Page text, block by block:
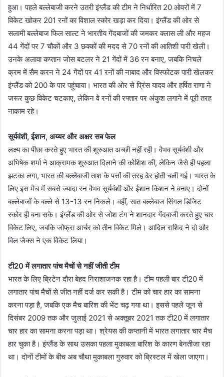
हुआ। पहले बल्लेबाजी करने उतरी इंग्लैंड की टीम ने निर्धारित 20 ओवरों में 7
विकेट खोकर 201 रनों का विशाल स्कोर खड़ा कर दिया। इंग्लैंड की ओर से
सलामी बल्लेबाज फिल साल्ट ने भारतीय गेंदबाजों की जमकर क्लास ली और महज
44 गेंदों पर 7 चौकों और 3 छक्कों की मदद से 70 रनों की आतिशी पारी खेली।
उनके अलावा कप्तान जोस बटलर ने 21 गेंदों में 36 रन बनाए, जबकि निचले
क्रम में सैम करन ने 24 गेंदों पर 41 रनों की नाबाद और विस्फोटक पारी खेलकर
इंग्लैंड को 200 के पार पहुंचाया। भारत की ओर से प्रिंस यादव और हर्षित राणा ने
जरूर कुछ विकेट चटकाए, लेकिन वे रनों की रफ्तार पर अंकुश लगाने में पूरी तरह
नाकाम रहे।
सूर्यवंशी, ईशान, अय्यर और अक्षर सब फेल
लक्ष्य का पीछा करते हुए भारत की शुरुआत अच्छी नहीं रही। वैभव सूर्यवंशी और
अभिषेक शर्मा ने आक्रामक शुरुआत दिलाने की कोशिश की, लेकिन जैसे ही पहला
झटका लगा, भारत की बल्लेबाजी ताश के पत्तों की तरह ढेर होती चली गई। भारत के
लिए इस मैच में सबसे ज्यादा रन वैभव सूर्यवंशी और ईशान किशन ने बनाए। दोनों
बल्लेबाजों के बल्ले से 13-13 रन निकले। वहीं, सात बल्लेबाज सिंगल डिजिट
स्कोर ही बना सके। इंग्लैंड की ओर से जोश टंग ने शानदार गेंदबाजी करते हुए चार
विकेट लिए, जबकि जोफ्रा आर्चर को तीन विकेट मिले। आदिल राशिद ने दो और
विल जैक्स ने एक विकेट लिया।
टी20 में लगातार पांच मैचों से नहीं जीती टीम
भारत के लिए ब्रिटेन दौरा बेहद निराशाजनक रहा है। टीम पहली बार टी20 में
लगातार पांच मैचों से जीत नहीं दर्ज कर सकी है। टीम को चार हार का सामना
करना पड़ा है, जबकि एक मैच बारिश की भेंट चढ़ गया था। इससे पहले जून से
दिसंबर 2009 तक और जुलाई 2021 से अक्तूबर 2021 तक टी20 में लगातार
चार हार का सामना करना पड़ा था। श्रेयस की कप्तानी में भारत लगातार चार मैच
हार चुका है। इंग्लैंड के साथ उसका पहला मुकाबला बारिश के कारण बेनतीजा रहा
था। दोनों टीमों के बीच अब चौथा मुकाबला गुरुवार को ब्रिस्टल में खेला जाएगा।